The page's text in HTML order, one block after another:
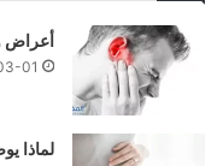
أعراض
01
لماذا